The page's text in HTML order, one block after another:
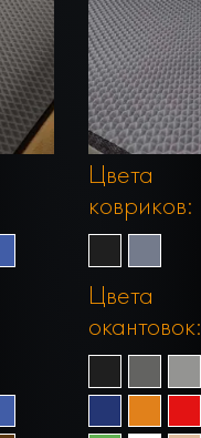
Цвета
ковриков:
Цвета
окантовок: